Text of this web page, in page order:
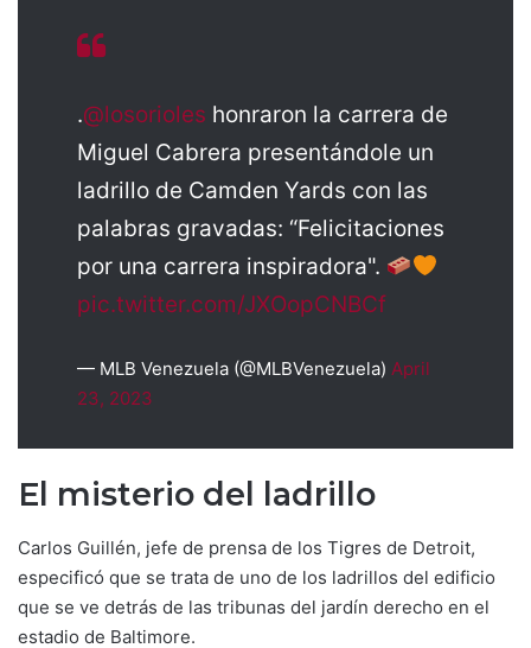
.@losorioles honraron la carrera de
Miguel Cabrera presentándole un
ladrillo de Camden Yards con las
palabras gravadas: “Felicitaciones
por una carrera inspiradora".
pic.twitter.com/JXOopCNBCf
— MLB Venezuela (@MLBVenezuela) April
23, 2023
El misterio del ladrillo
Carlos Guillén, jefe de prensa de los Tigres de Detroit,
especificó que se trata de uno de los ladrillos del edificio
que se ve detrás de las tribunas del jardín derecho en el
estadio de Baltimore.